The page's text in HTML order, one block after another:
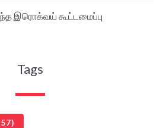
இரொக்வய் கூட்டமைப்பு
Tags